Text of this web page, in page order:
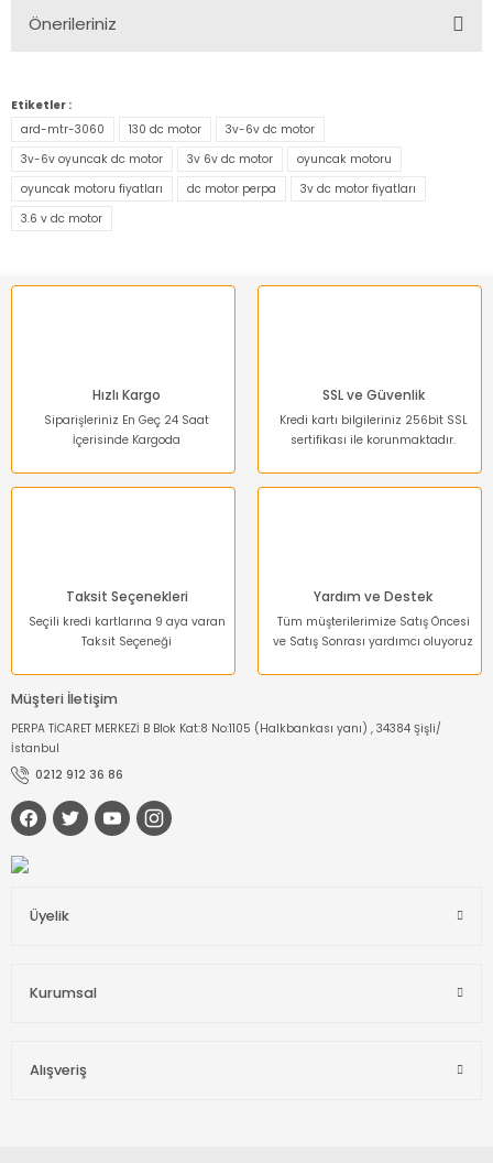
Önerileriniz
konularda yetersiz gördüğünüz noktaları öneri formunu
kullanarak tarafımıza iletebilirsiniz.
Ürün resmi kalitesiz, bozuk veya görüntülenemiyor.
Ürün fiyatı diğer sitelerden daha pahalı.
Gönder
Etiketler :
ard-mtr-3060
130 dc motor
3v-6v dc motor
3v-6v oyuncak dc motor
3v 6v dc motor
oyuncak motoru
oyuncak motoru fiyatları
dc motor perpa
3v dc motor fiyatları
3.6 v dc motor
Hızlı Kargo
Siparişleriniz En Geç 24 Saat
İçerisinde Kargoda
SSL ve Güvenlik
Kredi kartı bilgileriniz 256bit SSL
sertifikası ile korunmaktadır.
Taksit Seçenekleri
Seçili kredi kartlarına 9 aya varan
Taksit Seçeneği
Yardım ve Destek
Tüm müşterilerimize Satış Öncesi
ve Satış Sonrası yardımcı oluyoruz
Müşteri İletişim
PERPA TİCARET MERKEZİ B Blok Kat:8 No:1105 (Halkbankası yanı) , 34384 Şişli/
İstanbul
0212 912 36 86
Üyelik
Kurumsal
Alışveriş